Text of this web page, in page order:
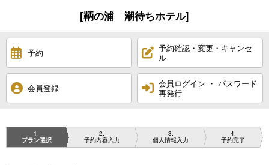
[鞆の浦 潮待ちホテル]
予約
予約確認・変更・キャンセ
ル
会員登録
会員ログイン ・ パスワード
再発行
1
プラン選択
2
予約内容入力
3
個人情報入力
4
予約完了